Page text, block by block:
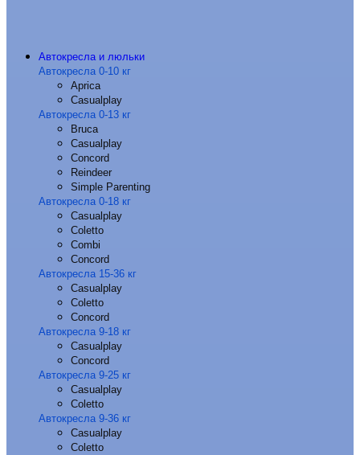
Автокресла и люльки
Автокресла 0-10 кг
Aprica
Casualplay
Автокресла 0-13 кг
Bruca
Casualplay
Concord
Reindeer
Simple Parenting
Автокресла 0-18 кг
Casualplay
Coletto
Combi
Concord
Автокресла 15-36 кг
Casualplay
Coletto
Concord
Автокресла 9-18 кг
Casualplay
Concord
Автокресла 9-25 кг
Casualplay
Coletto
Автокресла 9-36 кг
Casualplay
Coletto